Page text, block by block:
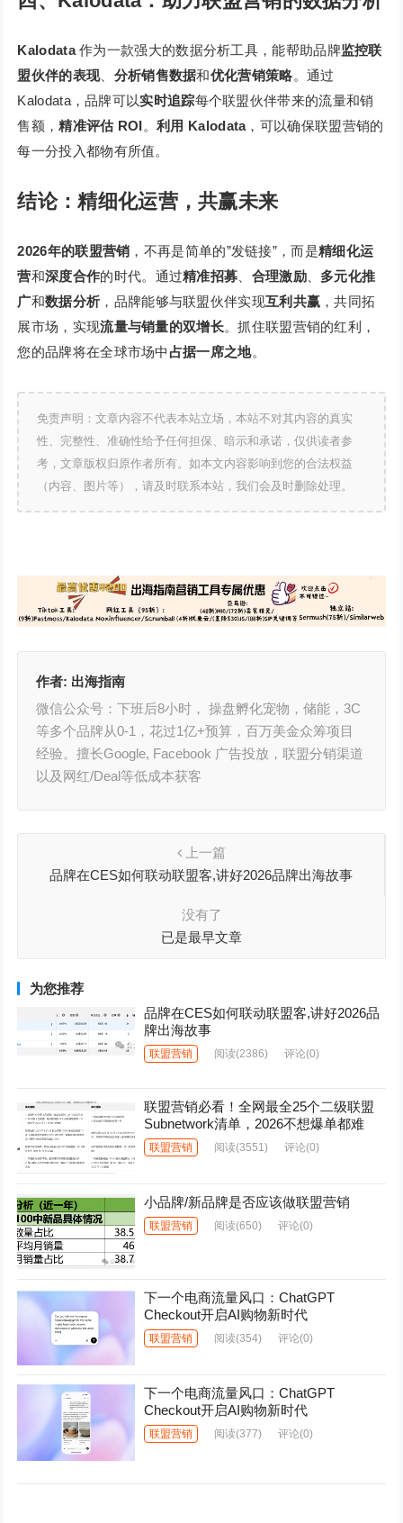
Kalodata作为一款强大的数据分析工具，能帮助品牌监控联
盟伙伴的表现、 分析销售数据和优化营销策略。通过
Kalodata，品牌可以实时追踪每个联盟伙伴带来的流量和销
售额，精准评估 ROI。利用 Kalodata，可以确保联盟营销的
每一分投入都物有所值。
结论：精细化运营，共赢未来
2026年的联盟营销 ，不再是简单的”发链接”，而是精细化运
营和深度合作的时代。通过精准招募 合理激励、 多元化推
广和数据分析 ，品牌能够与联盟伙伴实现互利共赢 ，共同拓
展市场，实现流量与销量的双增长。抓住联盟营销的红利，
您的品牌将在全球市场中占据一席之地。
免责声明：文章内容不代表本站立场，本站不对其内容的真实
性、完整性、准确性给予任何担保、暗示和承诺，仅供读者参
考，文章版权归原作者所有。如本文内容影响到您的合法权益
（内容、图片等），请及时联系本站，我们会及时删除处理。
作者: 出海指南
微信公众号：下班后8小时， 操盘孵化宠物，储能，3C
等多个品牌从0-1，花过1亿+预算，百万美金众筹项目
经验。擅长Google, Facebook 广告投放，联盟分销渠道
以及网红/Deal等低成本获客
上一篇
品牌在CES如何联动联盟客,讲好2026品牌出海故事
没有了
已是最早文章
为您推荐
品牌在CES如何联动联盟客,讲好2026品
牌出海故事
联盟营销 阅读(2386) 评论(0)
联盟营销必看！全网最全25个二级联盟
Subnetwork清单，2026不想爆单都难
联盟营销 阅读(3551) 评论(0)
小品牌/新品牌是否应该做联盟营销
联盟营销 阅读(650) 评论(0)
下一个电商流量风口：ChatGPT
Checkout开启AI购物新时代
联盟营销 阅读(354) 评论(0)
下一个电商流量风口：ChatGPT
Checkout开启AI购物新时代
联盟营销 阅读(377) 评论(0)